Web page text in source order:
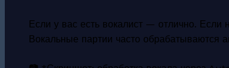
Если у вас есть вокалист — отлично.
Вокальные партии часто обрабатываются